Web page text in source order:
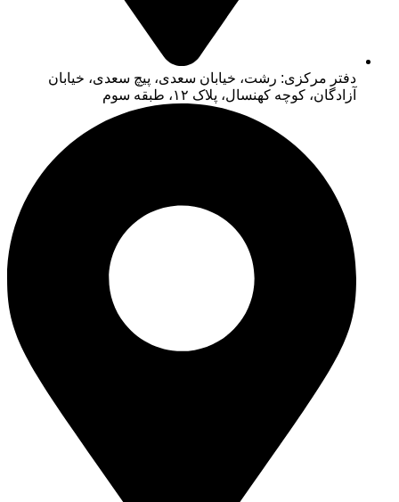
دفتر مرکزی: رشت، خیابان سعدی، پیچ سعدی، خیابان
آزادگان، کوچه کهنسال، پلاک ۱۲، طبقه سوم